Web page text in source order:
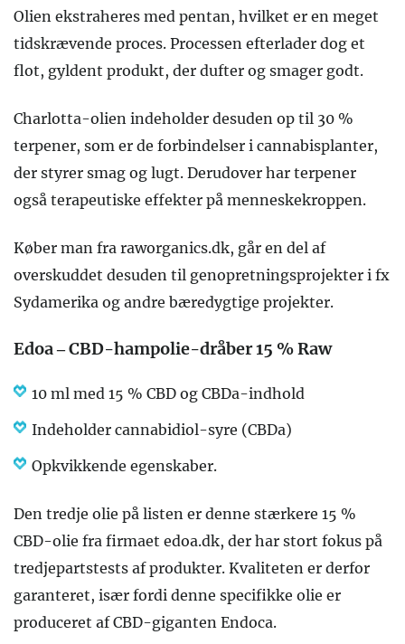
Olien ekstraheres med pentan, hvilket er en meget
tidskrævende proces. Processen efterlader dog et
flot, gyldent produkt, der dufter og smager godt.
Charlotta-olien indeholder desuden op til 30 %
terpener, som er de forbindelser i cannabisplanter,
der styrer smag og lugt. Derudover har terpener
også terapeutiske effekter på menneskekroppen.
Køber man fra raworganics.dk, går en del af
overskuddet desuden til genopretningsprojekter i fx
Sydamerika og andre bæredygtige projekter.
Edoa – CBD-hampolie-dråber 15 % Raw
10 ml med 15 % CBD og CBDa-indhold
Indeholder cannabidiol-syre (CBDa)
Opkvikkende egenskaber.
Den tredje olie på listen er denne stærkere 15 %
CBD-olie fra firmaet edoa.dk, der har stort fokus på
tredjepartstests af produkter. Kvaliteten er derfor
garanteret, især fordi denne specifikke olie er
produceret af CBD-giganten Endoca.